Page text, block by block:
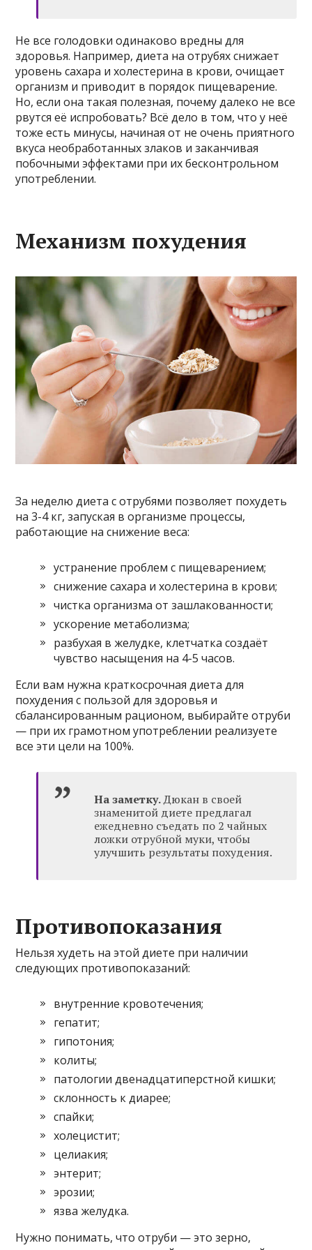
Не все голодовки одинаково вредны для
здоровья. Например, диета на отрубях снижает
уровень сахара и холестерина в крови, очищает
организм и приводит в порядок пищеварение.
Но, если она такая полезная, почему далеко не все
рвутся её испробовать? Всё дело в том, что у неё
тоже есть минусы, начиная от не очень приятного
вкуса необработанных злаков и заканчивая
побочными эффектами при их бесконтрольном
употреблении.
Механизм похудения
За неделю диета с отрубями позволяет похудеть
на 3-4 кг, запуская в организме процессы,
работающие на снижение веса:
устранение проблем с пищеварением;
снижение сахара и холестерина в крови;
чистка организма от зашлакованности;
ускорение метаболизма;
разбухая в желудке, клетчатка создаёт
чувство насыщения на 4-5 часов.
Если вам нужна краткосрочная диета для
похудения с пользой для здоровья и
сбалансированным рационом, выбирайте отруби
— при их грамотном употреблении реализуете
все эти цели на 100%.
На заметку.Дюкан в своей
знаменитой диете предлагал
ежедневно съедать по 2 чайных
ложки отрубной муки, чтобы
улучшить результаты похудения.
Противопоказания
Нельзя худеть на этой диете при наличии
следующих противопоказаний:
внутренние кровотечения;
гепатит;
гипотония;
колиты;
патологии двенадцатиперстной кишки;
склонность к диарее;
спайки;
холецистит;
целиакия;
энтерит;
эрозии;
язва желудка.
Нужно понимать, что отруби — это зерно,